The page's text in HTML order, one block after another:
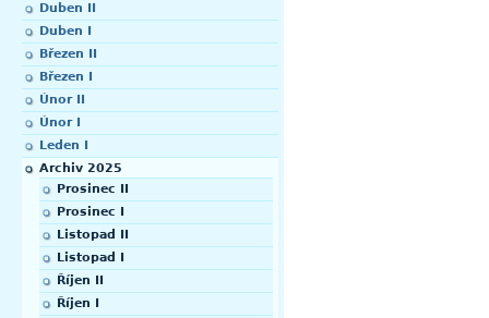
Duben II
Duben I
Březen II
Březen I
Únor II
Únor I
Leden I
Archiv 2025
Prosinec II
Prosinec I
Listopad II
Listopad I
Říjen II
Říjen I